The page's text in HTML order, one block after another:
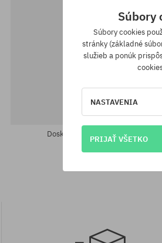
Doska Antiz Odyssey Pool Shape
Súbory
Súbory cookies
stránky (základné
služieb a ponúk
NASTAVENIA
PRIJAŤ VŠETKO